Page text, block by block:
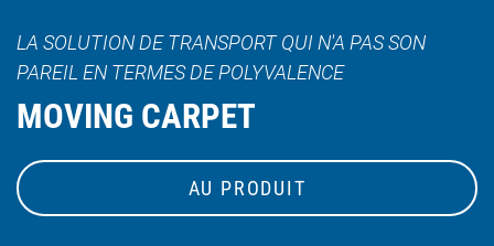
LA SOLUTION DE TRANSPORT QUI N'A PAS SON
PAREIL EN TERMES DE POLYVALENCE
MOVING CARPET
AU PRODUIT